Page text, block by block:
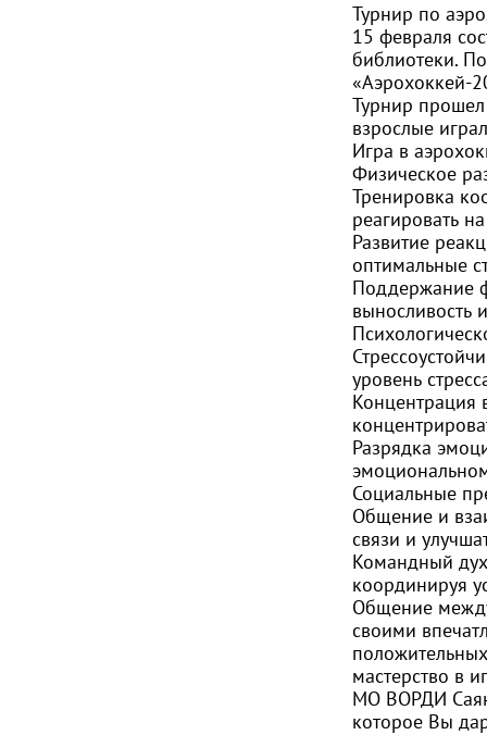
Турнир по
15 февраля
библиотеки.
«Аэрохоккей-
Турнир
взрослые
Игра в
Физическое
Тренировка
реагировать
Развитие
оптимальные
Поддержание
выносливость
уровень
Концентрация
Разрядка
Социальные
Общение и
связи и
Командный
координируя
Общение
своими
мастерство в
МО ВОРДИ
которое Вы